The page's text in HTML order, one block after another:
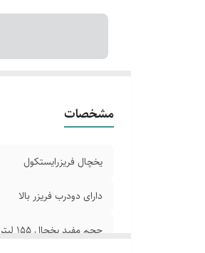
مشخصات
یخچال فریزرایستکول
دارای دودرب فریزر بالا
حجم مفید یخچال 155 لیتر